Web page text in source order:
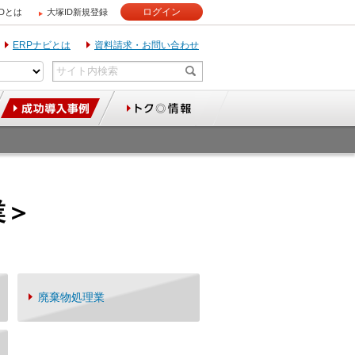
とは 大塚ID新規登録 ログイン
ERPナビとは 資料請求・お問い合わせ
廃棄物処理業